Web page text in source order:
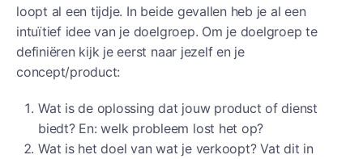
loopt al een tijdje. In beide gevallen heb je al een
intuïtief idee van je doelgroep. Om je doelgroep te
definiëren kijk je eerst naar jezelf en je
concept/product:
Wat is de oplossing dat jouw product of dienst
biedt? En: welk probleem lost het op?
Wat is het doel van wat je verkoopt? Vat dit in